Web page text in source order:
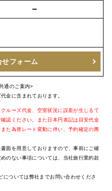
－
せフォーム
通のご案内>
金に含まれております。
ルーズ代金、空室状況に誤差が生じるて
認ください。また日本円表記は目安代金
た為替レート変動に伴い、予約確定の際
面を用意しておりますので、事前にご確
のない事項については、当社旅行業約款
ついては弊社までお問い合わせくださ